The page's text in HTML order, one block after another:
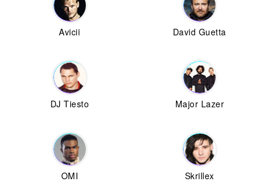
Avicii David Guetta
DJ Tiesto Major Lazer
OMI Skrillex